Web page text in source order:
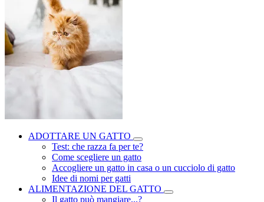
ADOTTARE UN GATTO
Test: che razza fa per te?
Come scegliere un gatto
Accogliere un gatto in casa o un cucciolo di gatto
Idee di nomi per gatti
ALIMENTAZIONE DEL GATTO
Il gatto può mangiare...?